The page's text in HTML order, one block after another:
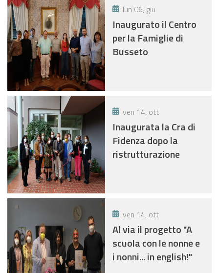
lun 06, giu
Inaugurato il Centro
per la Famiglie di
Busseto
ven 14, ott
Inaugurata la Cra di
Fidenza dopo la
ristrutturazione
ven 14, ott
Al via il progetto "A
scuola con le nonne e
i nonni... in english!"